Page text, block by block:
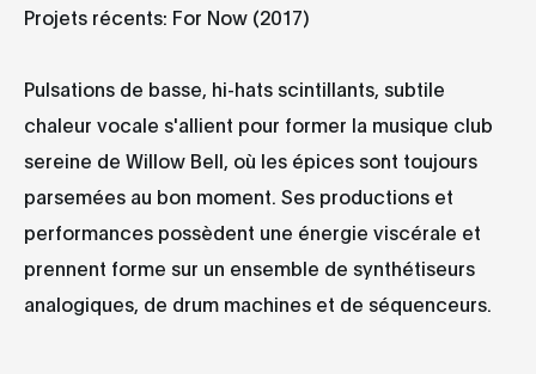
Projets récents: For Now (2017)
Pulsations de basse, hi-hats scintillants, subtile
chaleur vocale s'allient pour former la musique club
sereine de Willow Bell, où les épices sont toujours
parsemées au bon moment. Ses productions et
performances possèdent une énergie viscérale et
prennent forme sur un ensemble de synthétiseurs
analogiques, de drum machines et de séquenceurs.